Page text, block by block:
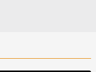
yönelik